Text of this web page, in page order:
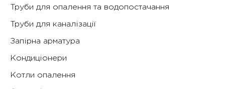
Труби для опалення та водопостачання
Труби для каналізації
Запірна арматура
Кондиціонери
Котли опалення